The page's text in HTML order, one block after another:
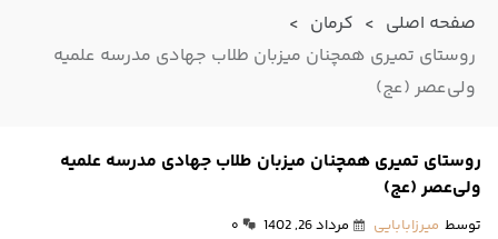
صفحه اصلی > کرمان >
روستای تمیری همچنان میزبان طلاب جهادی مدرسه علمیه
ولی‌عصر (عج)
روستای تمیری همچنان میزبان طلاب جهادی مدرسه علمیه
ولی‌عصر (عج)
توسط میرزابابایی مرداد 26, 1402 ۰